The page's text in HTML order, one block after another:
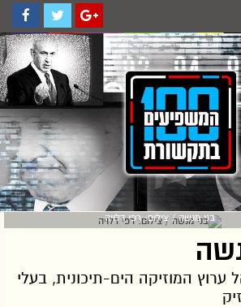
בני מנשה / צילום: רפי דלויה
ערוץ המוזיקה הים-תיכונית, בעלי